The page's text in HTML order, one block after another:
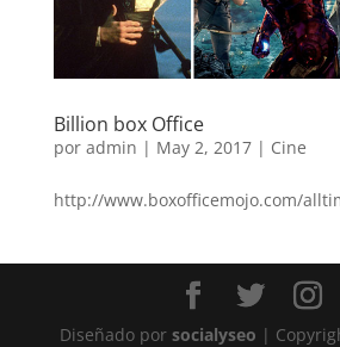
Billion box Office
por admin | May 2, 2017| Cine
http://www.boxofficemojo.com/
Diseñado porsocialyseo |